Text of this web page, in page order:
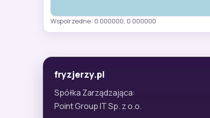
Wspolrzedne: 0.000000, 0.000000
fryzjerzy.pl
Spółka Zarządzająca:
Point Group IT Sp. z o.o.